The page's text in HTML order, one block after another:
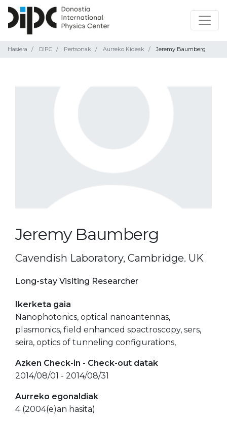
Hasiera DIPC Pertsonak Aurreko Kideak Jeremy Baumberg
Jeremy Baumberg
Cavendish Laboratory, Cambridge. UK
Long-stay Visiting Researcher
Ikerketa gaia
Nanophotonics, optical nanoantennas,
plasmonics, field enhanced spactroscopy, sers,
seira, optics of tunneling configurations,
Azken Check-in - Check-out datak
2014/08/01 - 2014/08/31
Aurreko egonaldiak
4 (2004(e)an hasita)